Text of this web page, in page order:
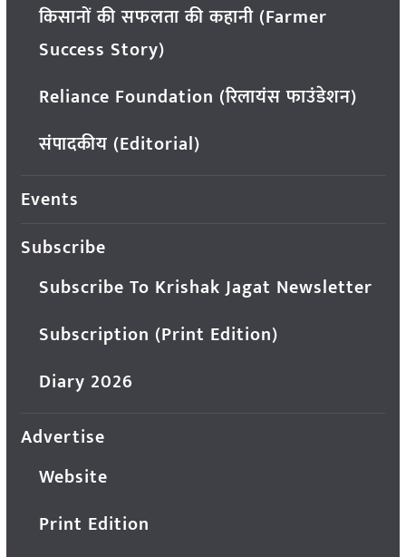
किसानों की सफलता की कहानी (Farmer
Success Story)
Reliance Foundation (रिलायंस फाउंडेशन)
संपादकीय (Editorial)
Events
Subscribe
Subscribe To Krishak Jagat Newsletter
Subscription (Print Edition)
Diary 2026
Advertise
Website
Print Edition